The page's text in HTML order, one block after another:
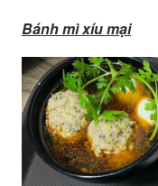
Bánh mì xíu mại